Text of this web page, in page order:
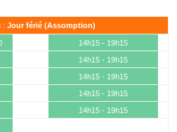
: Jour férié (Assomption)
14h15 - 19h15
14h15 - 19h15
14h15 - 19h15
14h15 - 19h15
14h15 - 19h15